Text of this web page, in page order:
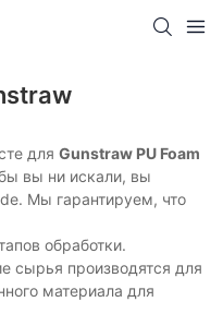
для Gunstraw PU Foam
вы ни искали, вы
Мы гарантируем, что
обработки.
сырья производятся для
материала для